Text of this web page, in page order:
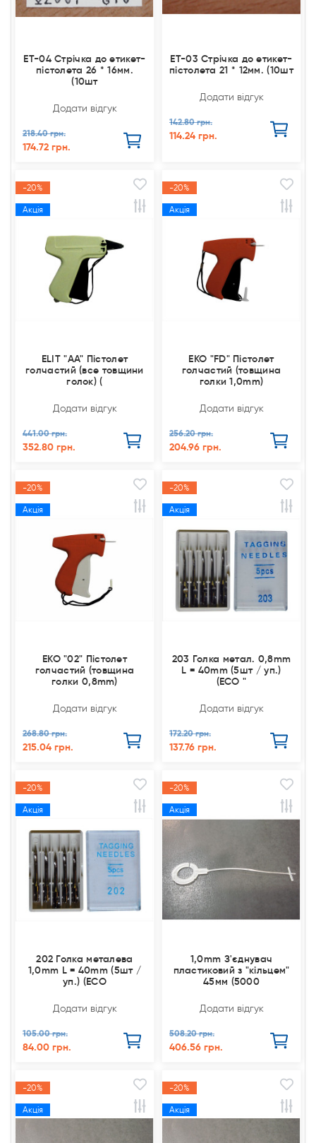
ET-04 Стрічка до етикет-
пістолета 26 * 16мм.
(10шт
Додати відгук
218.40 грн.
174.72 грн.
ET-03 Стрічка до етикет-
пістолета 21 * 12мм. (10шт
Додати відгук
142.80 грн.
114.24 грн.
-20%
Акція
ELIT "AA" Пістолет
голчастий (все товщини
голок) (
Додати відгук
441.00 грн.
352.80 грн.
-20%
Акція
EKO "FD" Пістолет
голчастий (товщина
голки 1,0mm)
Додати відгук
256.20 грн.
204.96 грн.
-20%
Акція
EKO "02" Пістолет
голчастий (товщина
голки 0,8mm)
Додати відгук
268.80 грн.
215.04 грн.
-20%
Акція
203 Голка метал. 0,8mm
L = 40mm (5шт / уп.)
(ЕСО "
Додати відгук
172.20 грн.
137.76 грн.
-20%
Акція
202 Голка металева
1,0mm L = 40mm (5шт /
уп.) (ЕСО
Додати відгук
105.00 грн.
84.00 грн.
-20%
Акція
1,0mm З'єднувач
пластиковий з "кільцем"
45мм (5000
Додати відгук
508.20 грн.
406.56 грн.
-20%
Акція
-20%
Акція